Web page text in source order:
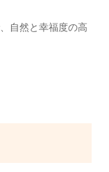
自然と幸福度の高